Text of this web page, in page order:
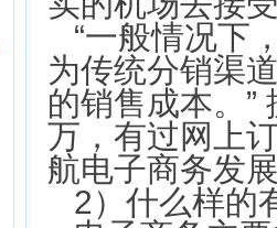
“一般情况下
为传统分销渠
的销售成本。”
万，有过网上
航电子商务发
2）什么样的